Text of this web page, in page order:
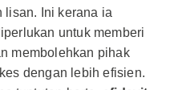
lisan. Ini kerana ia
untuk memberi
membolehkan pihak
dengan lebih efisien.